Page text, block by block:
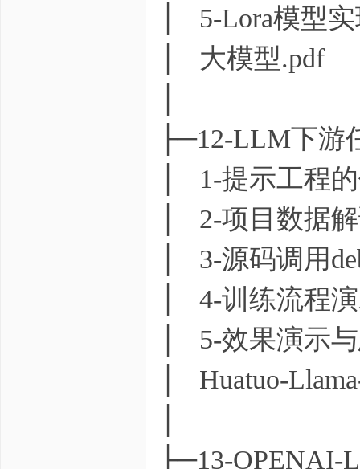
│ 5-Lora模型
│ 大模型.pdf
├─12-LLM下游
│ 1-提示工程
│ 2-项目数据
│ 3-源码调用
│ 4-训练流程
│ 5-效果演示
│ Huatuo-
├─13-OPENAI-